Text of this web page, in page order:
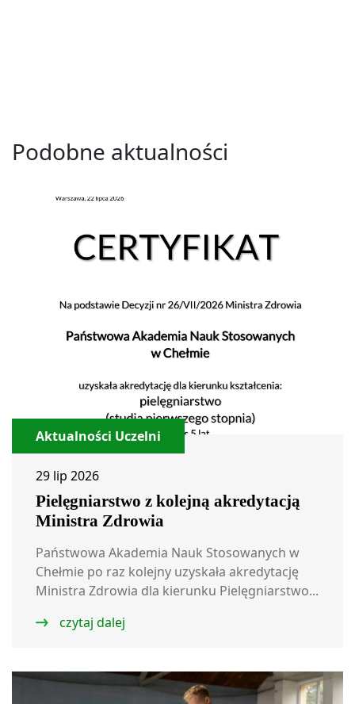
Podobne aktualności
Aktualności Uczelni
29 lip 2026
Pielęgniarstwo z kolejną akredytacją
Ministra Zdrowia
Państwowa Akademia Nauk Stosowanych w
Chełmie po raz kolejny uzyskała akredytację
Ministra Zdrowia dla kierunku Pielęgniarstwo...
czytaj dalej